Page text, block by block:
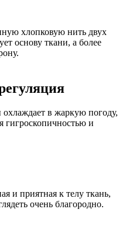
хлопковую нить двух
основу ткани, а более
в жаркую погоду,
гигроскопичностью и
и приятная к телу ткань,
очень благородно.